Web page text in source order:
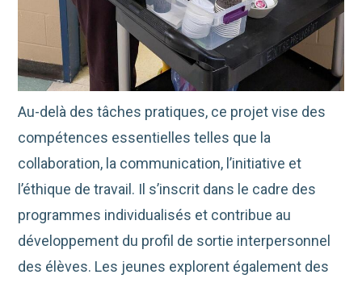
Au-delà des tâches pratiques, ce projet vise des
compétences essentielles telles que la
collaboration, la communication, l’initiative et
l’éthique de travail. Il s’inscrit dans le cadre des
programmes individualisés et contribue au
développement du profil de sortie interpersonnel
des élèves. Les jeunes explorent également des